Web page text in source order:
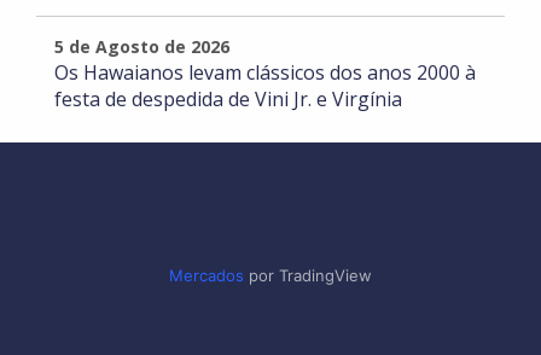
5 de Agosto de 2026
Os Hawaianos levam clássicos dos anos 2000 à
festa de despedida de Vini Jr. e Virgínia
Mercados por TradingView